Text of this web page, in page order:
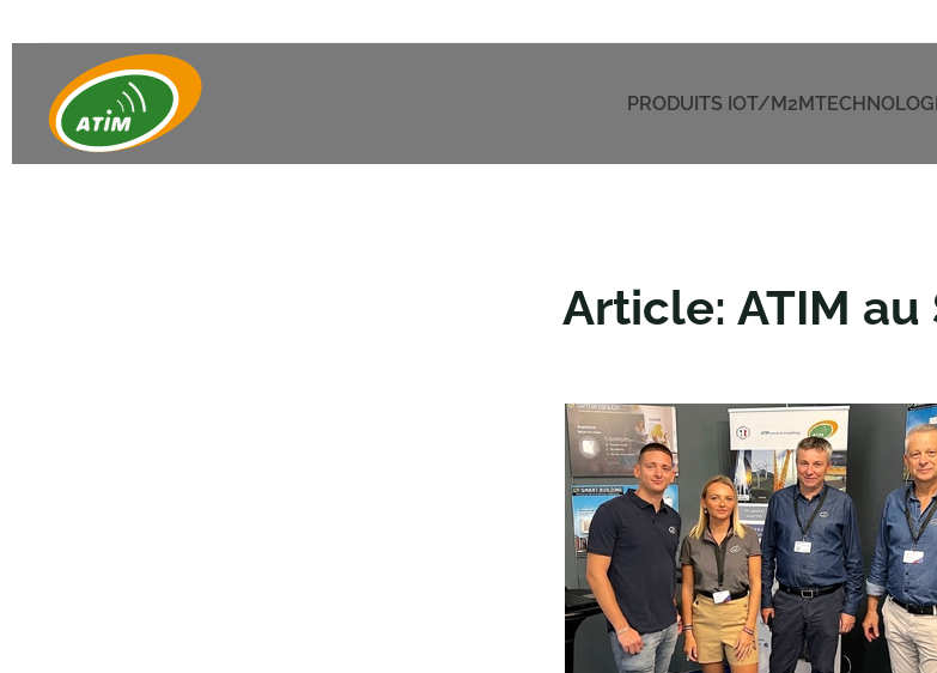
PRODUITS IOT/M2M
Article: ATIM au